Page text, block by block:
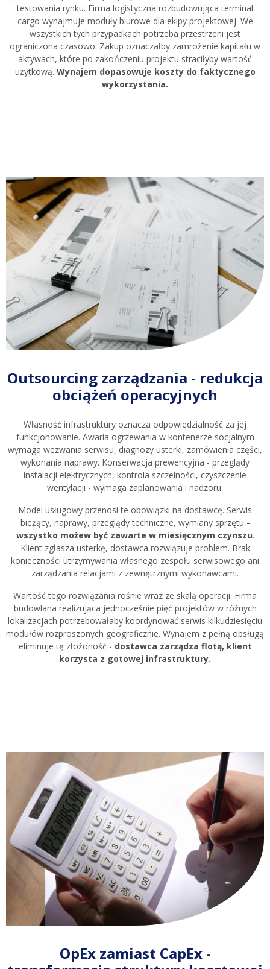
testowania rynku. Firma logistyczna rozbudowująca terminal
cargo wynajmuje moduły biurowe dla ekipy projektowej. We
wszystkich tych przypadkach potrzeba przestrzeni jest
ograniczona czasowo. Zakup oznaczałby zamrożenie kapitału w
aktywach, które po zakończeniu projektu straciłyby wartość
użytkową. Wynajem dopasowuje koszty do faktycznego
wykorzystania.
Outsourcing zarządzania - redukcja
obciążeń operacyjnych
Własność infrastruktury oznacza odpowiedzialność za jej
funkcjonowanie. Awaria ogrzewania w kontenerze socjalnym
wymaga wezwania serwisu, diagnozy usterki, zamówienia części,
wykonania naprawy. Konserwacja prewencyjna - przeglądy
instalacji elektrycznych, kontrola szczelności, czyszczenie
wentylacji - wymaga zaplanowania i nadzoru.
Model usługowy przenosi te obowiązki na dostawcę. Serwis
bieżący, naprawy, przeglądy techniczne, wymiany sprzętu -
wszystko możew być zawarte w miesięcznym czynszu.
Klient zgłasza usterkę, dostawca rozwiązuje problem. Brak
konieczności utrzymywania własnego zespołu serwisowego ani
zarządzania relacjami z zewnętrznymi wykonawcami.
Wartość tego rozwiązania rośnie wraz ze skalą operacji. Firma
budowlana realizująca jednocześnie pięć projektów w różnych
lokalizacjach potrzebowałaby koordynować serwis kilkudziesięciu
modułów rozproszonych geograficznie. Wynajem z pełną obsługą
eliminuje tę złożoność - dostawca zarządza flotą, klient
korzysta z gotowej infrastruktury.
OpEx zamiast CapEx -